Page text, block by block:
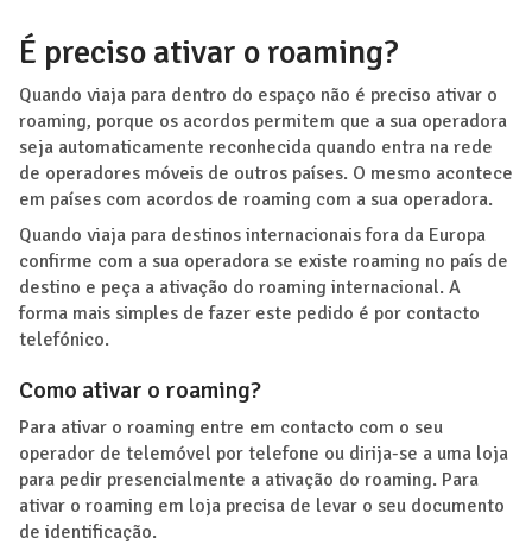
É preciso ativar o roaming?
Quando viaja para dentro do espaço não é preciso ativar o
roaming, porque os acordos permitem que a sua operadora
seja automaticamente reconhecida quando entra na rede
de operadores móveis de outros países. O mesmo acontece
em países com acordos de roaming com a sua operadora.
Quando viaja para destinos internacionais fora da Europa
confirme com a sua operadora se existe roaming no país de
destino e peça a ativação do roaming internacional. A
forma mais simples de fazer este pedido é por contacto
telefónico.
Como ativar o roaming?
Para ativar o roaming entre em contacto com o seu
operador de telemóvel por telefone ou dirija-se a uma loja
para pedir presencialmente a ativação do roaming. Para
ativar o roaming em loja precisa de levar o seu documento
de identificação.